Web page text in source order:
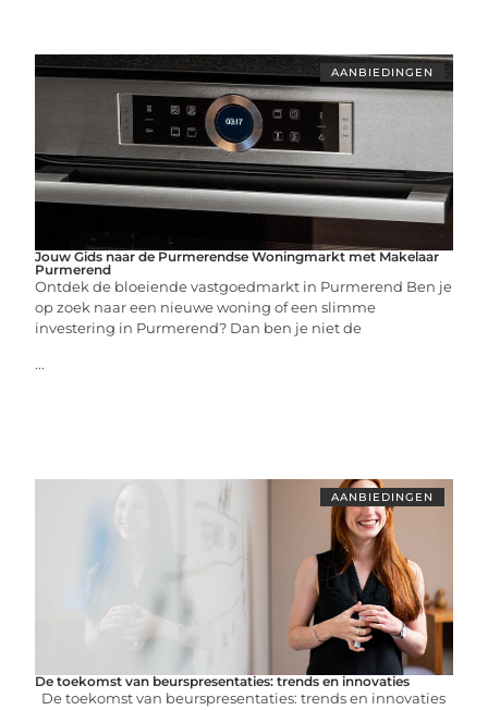
AANBIEDINGEN
Jouw Gids naar de Purmerendse Woningmarkt met Makelaar
Purmerend
Ontdek de bloeiende vastgoedmarkt in Purmerend Ben je
op zoek naar een nieuwe woning of een slimme
investering in Purmerend? Dan ben je niet de
...
AANBIEDINGEN
De toekomst van beurspresentaties: trends en innovaties
De toekomst van beurspresentaties: trends en innovaties